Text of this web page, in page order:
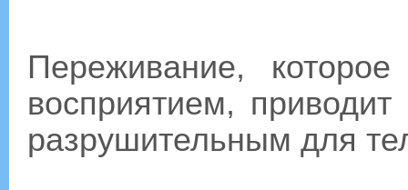
Переживание,
восприятием,
разрушительным для